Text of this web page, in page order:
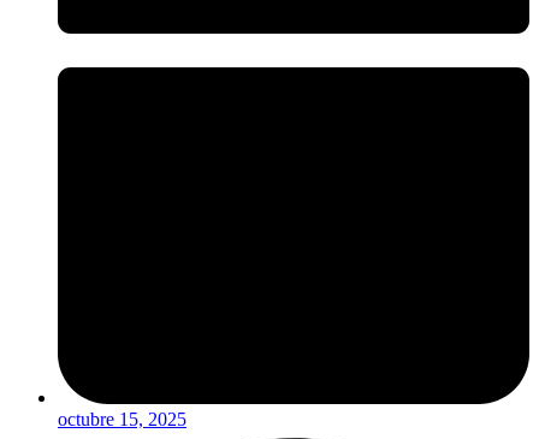
octubre 15, 2025